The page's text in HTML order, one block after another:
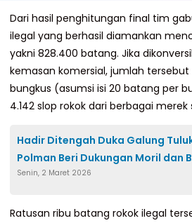
Dari hasil penghitungan final tim
ilegal yang berhasil diamankan
yakni 828.400 batang. Jika
kemasan komersial, jumlah tersebut
bungkus (asumsi isi 20 batang per
4.142 slop rokok dari berbagai merek
Hadir Ditengah Duka Galung
Polman Beri Dukungan Moril dan
Logistik
Senin, 2 Maret 2026
Ratusan ribu batang rokok ilegal